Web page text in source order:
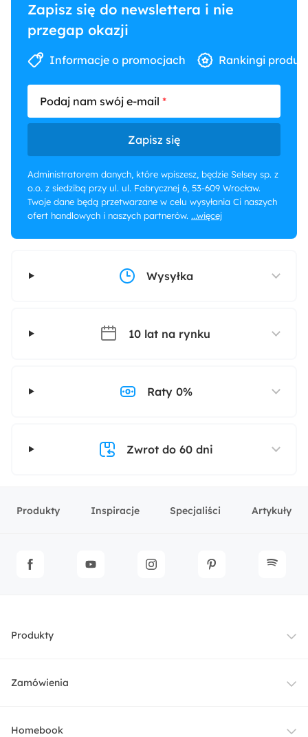
Zapisz się do newslettera i nie
przegap okazji
Informacje o promocjach Rankingi
Podaj nam swój e-mail
Zapisz się
Administratorem danych, które wpiszesz, będzie Selsey sp. z
o.o. z siedzibą przy ul. ul. Fabrycznej 6, 53-609 Wrocław.
Twoje dane będą przetwarzane w celu wysyłania Ci naszych
ofert handlowych i naszych partnerów. ...więcej
Wysyłka
10 lat na rynku
Raty 0%
Zwrot do 60 dni
Produkty Inspiracje Specjaliści Artykuły
Produkty
Meble
Zamówienia
Dostawa
Homebook